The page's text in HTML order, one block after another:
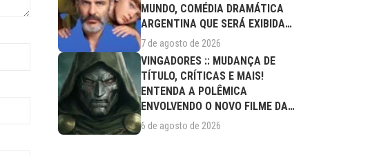
MUNDO, COMÉDIA DRAMÁTICA
ARGENTINA QUE SERÁ EXIBIDA
NESTA SEXTA (07/08)
7 de agosto de 2026
VINGADORES :: MUDANÇA DE
TÍTULO, CRÍTICAS E MAIS!
ENTENDA A POLÊMICA
ENVOLVENDO O NOVO FILME DA
MARVEL
6 de agosto de 2026